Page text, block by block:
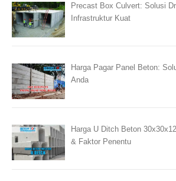
Precast Box Culvert: Solusi
Infrastruktur Kuat
Harga Pagar Panel Beton:
Anda
Harga U Ditch Beton
& Faktor Penentu